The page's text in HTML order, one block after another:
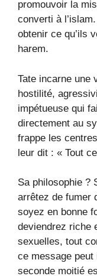
promouvoir la
converti à
obtenir ce qu’ils
harem.
Tate incarne une
hostilité,
impétueuse qui
directement au
frappe les
leur dit : « Tout
Sa philosophie ?
arrêtez de fumer
soyez en bonne
deviendrez riche
sexuelles, tout
ce message
seconde moitié